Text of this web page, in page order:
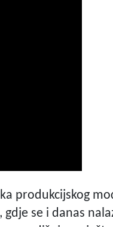
produkcijskog
se i danas